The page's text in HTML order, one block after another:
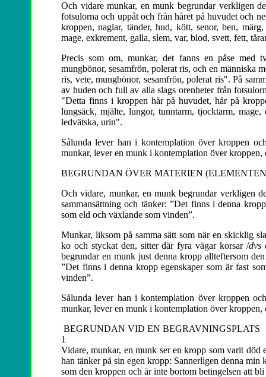
Och vidare munkar, en munk begrundar verkligen
fotsulorna och uppåt och från håret på huvudet och
kroppen, naglar, tänder, hud, kött, senor, ben,
mage, exkrement, galla, slem, var, blod, svett, fett,
Precis som om, munkar, det fanns en påse med
mungbönor, sesamfrön, polerat ris, och en människa
ris, vete, mungbönor, sesamfrön, polerat ris". På
av huden och full av alla slags orenheter från
"Detta finns i kroppen hår på huvudet, hår på
lungsäck, mjälte, lungor, tunntarm, tjocktarm,
ledvätska, urin".
Sålunda lever han i kontemplation över kroppen
munkar, lever en munk i kontemplation över kroppen,
BEGRUNDAN ÖVER MATERIEN
Och vidare, munkar, en munk begrundar verkligen
sammansättning och tänker: ”Det finns i denna
som eld och växlande som vinden”.
Munkar, liksom på samma sätt som när en skicklig
ko och styckat den, sitter där fyra vägar korsar /dvs
begrundar en munk just denna kropp allteftersom
”Det finns i denna kropp egenskaper som är fast
vinden”.
Sålunda lever han i kontemplation över kroppen
munkar, lever en munk i kontemplation över kroppen,
BEGRUNDAN VID EN BEGRAVNINGSPLATS
1
Vidare, munkar, en munk ser en kropp som varit död
han tänker på sin egen kropp: Sannerligen denna
som den kroppen och är inte bortom betingelsen att